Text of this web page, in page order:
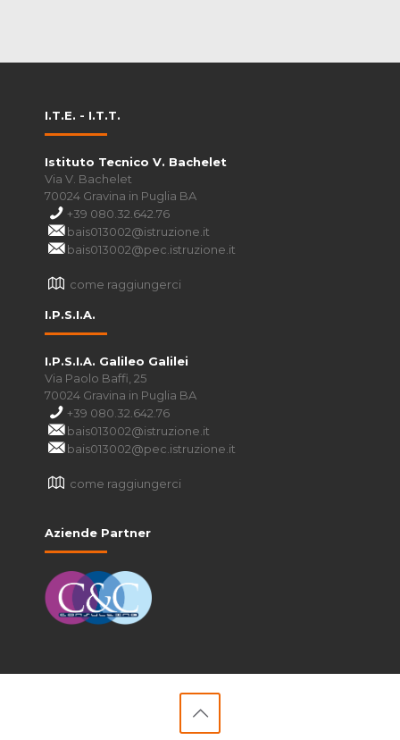
I.T.E. - I.T.T.
Istituto Tecnico V. Bachelet
Via V. Bachelet
70024 Gravina in Puglia BA
+39 080.32.642.76
bais013002@istruzione.it
bais013002@pec.istruzione.it
come raggiungerci
I.P.S.I.A.
I.P.S.I.A. Galileo Galilei
Via Paolo Baffi, 25
70024 Gravina in Puglia BA
+39 080.32.642.76
bais013002@istruzione.it
bais013002@pec.istruzione.it
come raggiungerci
Aziende Partner